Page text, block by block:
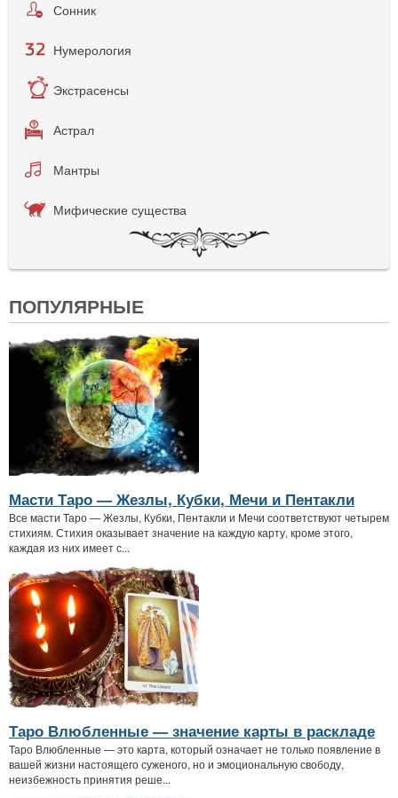
Сонник
Нумерология
Экстрасенсы
Астрал
Мантры
Мифические существа
ПОПУЛЯРНЫЕ
Масти Таро — Жезлы, Кубки, Мечи и Пентакли
Все масти Таро — Жезлы, Кубки, Пентакли и Мечи соответствуют четырем
стихиям. Стихия оказывает значение на каждую карту, кроме этого,
каждая из них имеет с...
Таро Влюбленные — значение карты в раскладе
Таро Влюбленные — это карта, который означает не только появление в
вашей жизни настоящего суженого, но и эмоциональную свободу,
неизбежность принятия реше...